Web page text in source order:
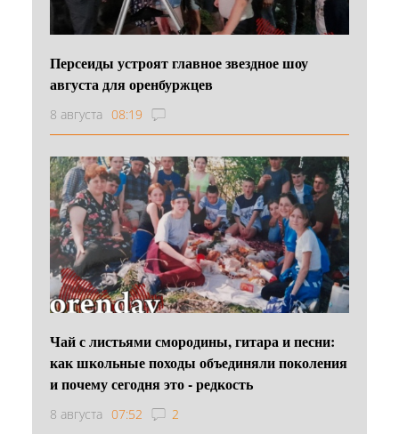
Персеиды устроят главное звездное шоу
августа для оренбуржцев
8 августа 08:19
Чай с листьями смородины, гитара и песни:
как школьные походы объединяли поколения
и почему сегодня это - редкость
8 августа 07:52 2